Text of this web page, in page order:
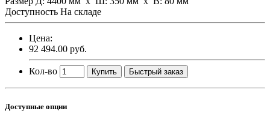
Доступность На складе
Цена:
92 494.00 руб.
Кол-во Купить Быстрый заказ
Доступные опции